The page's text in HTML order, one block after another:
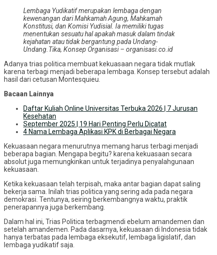
Lembaga Yudikatif merupakan lembaga dengan
kewenangan dari Mahkamah Agung, Mahkamah
Konstitusi, dan Komisi Yudisial. Ia memiliki tugas
menentukan sesuatu hal apakah masuk dalam tindak
kejahatan atau tidak bergantung pada Undang-
Undang. Tika, Konsep Organisasi – organisasi.co.id
Adanya trias politica membuat kekuasaan negara tidak mutlak
karena terbagi menjadi beberapa lembaga. Konsep tersebut adalah
hasil dari cetusan Montesquieu.
Bacaan Lainnya
Daftar Kuliah Online Universitas Terbuka 2026 | 7 Jurusan
Kesehatan
September 2025 | 19 Hari Penting Perlu Dicatat
4 Nama Lembaga Aplikasi KPK di Berbagai Negara
Kekuasaan negara menurutnya memang harus terbagi menjadi
beberapa bagian. Mengapa begitu? karena kekuasaan secara
absolut juga memungkinkan untuk terjadinya penyalahgunaan
kekuasaan.
Ketika kekuasaan telah terpisah, maka antar bagian dapat saling
bekerja sama. Inilah trias politica yang sering ada pada negara
demokrasi. Tentunya, seiring berkembangnya waktu, praktik
penerapannya juga berkembang.
Dalam hal ini, Trias Politica terbagmendi ebelum amandemen dan
setelah amandemen. Pada dasarnya, kekuasaan di Indonesia tidak
hanya terbatas pada lembaga eksekutif, lembaga ligislatif, dan
lembaga yudikatif saja.